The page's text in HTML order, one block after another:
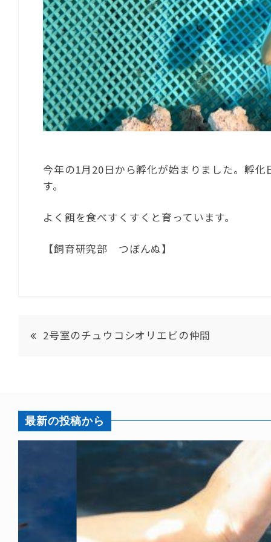
今年の1月20日から孵化が始まりました。孵
す。
よく餌を食べすくすくと育っています。
【飼育研究部 つぼんぬ】
2号室のチュウコシオリエビの仲間
最新の投稿から